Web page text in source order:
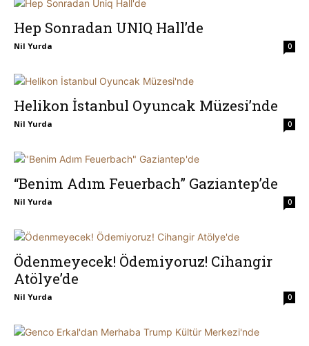
Hep Sonradan UNIQ Hall’de
Nil Yurda 0
Helikon İstanbul Oyuncak Müzesi’nde
Nil Yurda 0
“Benim Adım Feuerbach” Gaziantep’de
Nil Yurda 0
Ödenmeyecek! Ödemiyoruz! Cihangir
Atölye’de
Nil Yurda 0